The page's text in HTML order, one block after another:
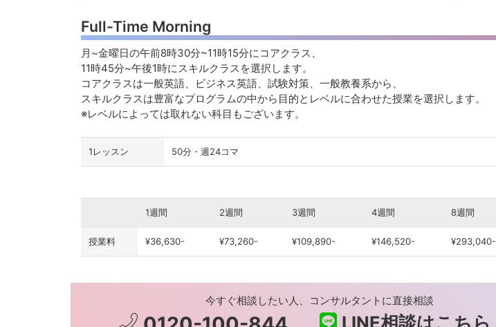
Full-Time Morning
月~金曜日の午前8時30分~11時15分にコアクラス、
11時45分~午後1時にスキルクラスを選択します。
コアクラスは一般英語、ビジネス英語、試験対策、一般教養系から、
スキルクラスは豊富なプログラムの中から目的とレベルに合わせた授業を選択します。
※レベルによっては取れない科目もございます。
1レッスン 50分・週24コマ
1週間 2週間 3週間 4週間 8週間
授業料 ¥36,630- ¥73,260- ¥109,890- ¥146,520- ¥293,040-
今すぐ相談したい人、コンサルタントに直接相談
LINE相談はこちら